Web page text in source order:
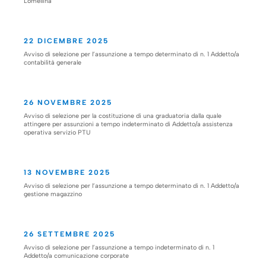
22 DICEMBRE 2025
Avviso di selezione per l’assunzione a tempo determinato di n. 1 Addetto/a
contabilità generale
26 NOVEMBRE 2025
Avviso di selezione per la costituzione di una graduatoria dalla quale
attingere per assunzioni a tempo indeterminato di Addetto/a assistenza
operativa servizio PTU
13 NOVEMBRE 2025
Avviso di selezione per l’assunzione a tempo determinato di n. 1 Addetto/a
gestione magazzino
26 SETTEMBRE 2025
Avviso di selezione per l’assunzione a tempo indeterminato di n. 1
Addetto/a comunicazione corporate